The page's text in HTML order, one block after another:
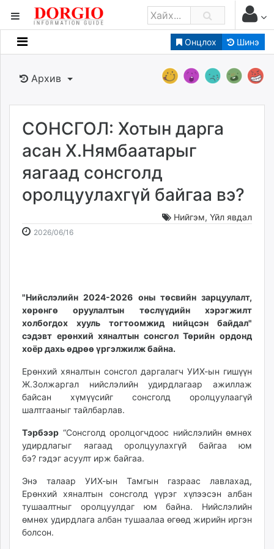
Онцлох Шинэ
Мэдээллийн
Банк санхүү
Бизнес ААН
Төрийн
dorgio.mn
Gogo.mn
caak.mn
news.mn
zindaa.mn
mnb.mn
Livetv.mn
Eguur.mn
24tsag.mn
eagle.mn
ergelt.mn
zarig.mn
zuv.mn
mminfo.mn
urlag.mn
unen.mn
asu.mn
shudarga.mn
Архив
СОНСГОЛ: Хотын дарга
асан Х.Нямбаатарыг
яагаад сонсголд
оролцуулахгүй байгаа вэ?
Нийгэм, Үйл явдал
2026/06/162026-
2026-
"Нийслэлийн 2024-2026 оны төсвийн зарцуулалт,
хөрөнгө оруулалтын төслүүдийн хэрэгжилт
холбогдох хууль тогтоомжид нийцсэн байдал"
сэдэвт ерөнхий хяналтын сонсгол Төрийн ордонд
хоёр дахь өдрөө үргэлжилж байна.
Ерөнхий хяналтын сонсгол даргалагч УИХ-ын гишүүн
Ж.Золжаргал нийслэлийн удирдлагаар ажиллаж
байсан хүмүүсийг сонсголд оролцуулаагүй
шалтгааныг тайлбарлав.
Тэрбээр “Сонсголд оролцогчдоос нийслэлийн өмнөх
удирдлагыг яагаад оролцуулахгүй байгаа юм
бэ? гэдэг асуулт ирж байгаа.
Энэ талаар УИХ-ын Тамгын газраас лавлахад,
Ерөнхий хяналтын сонсголд үүрэг хүлээсэн албан
тушаалтныг оролцуулдаг юм байна. Нийслэлийн
өмнөх удирдлага албан тушаалаа өгөөд жирийн иргэн
болсон.